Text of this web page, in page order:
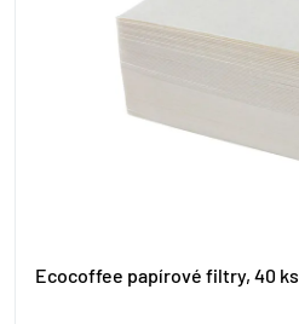
Ecocoffee papírové filtry, 40 ks